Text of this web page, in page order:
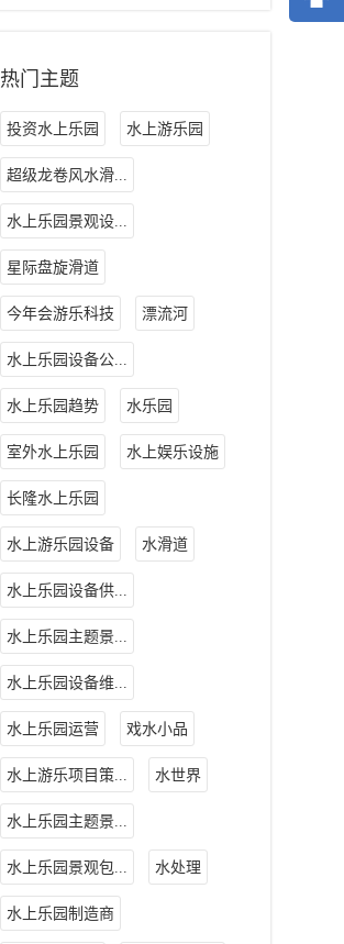
热门主题
投资水上乐园 水上游乐园
超级龙卷风水滑...
水上乐园景观设...
星际盘旋滑道
今年会游乐科技 漂流河
水上乐园设备公...
水上乐园趋势 水乐园
室外水上乐园 水上娱乐设施
长隆水上乐园
水上游乐园设备 水滑道
水上乐园设备供...
水上乐园主题景...
水上乐园设备维...
水上乐园运营 戏水小品
水上游乐项目策... 水世界
水上乐园主题景...
水上乐园景观包... 水处理
水上乐园制造商